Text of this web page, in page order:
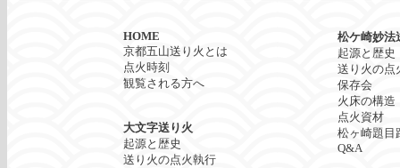
HOME
京都五山送り火とは
点火時刻
観覧される方へ
大文字送り火
起源と歴史
送り火の点火執行
松ケ崎妙法
起源と歴史
送り火の点
保存会
火床の構造
点火資材
松ヶ崎題目
Q&A